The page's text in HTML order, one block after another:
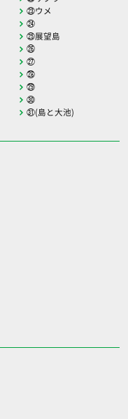
㉓ウメ
㉔
㉕展望島
㉖
㉗
㉘
㉙
㉚
㉛(島と大池)